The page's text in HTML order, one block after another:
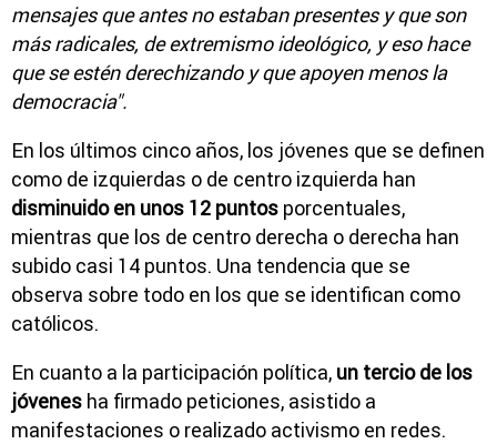
mensajes que antes no estaban presentes y que son
más radicales, de extremismo ideológico, y eso hace
que se estén derechizando y que apoyen menos la
democracia".
En los últimos cinco años, los jóvenes que se definen
como de izquierdas o de centro izquierda han
disminuido en unos 12 puntos porcentuales,
mientras que los de centro derecha o derecha han
subido casi 14 puntos. Una tendencia que se
observa sobre todo en los que se identifican como
católicos.
En cuanto a la participación política, un tercio de los
jóvenes ha firmado peticiones, asistido a
manifestaciones o realizado activismo en redes.